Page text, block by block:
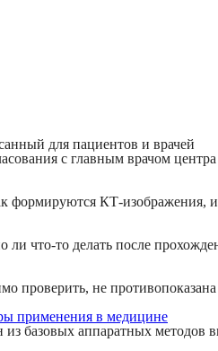
для пациентов и врачей
с главным врачом
формируются КТ-изображения,
что-то делать после
проверить, не
применения в медицине
из базовых аппаратных